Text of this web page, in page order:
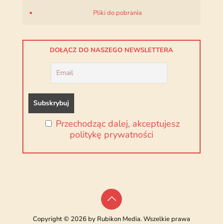
Pliki do pobrania
DOŁĄCZ DO NASZEGO NEWSLETTERA
Przechodząc dalej, akceptujesz
politykę prywatności
Copyright © 2026 by Rubikon Media. Wszelkie prawa